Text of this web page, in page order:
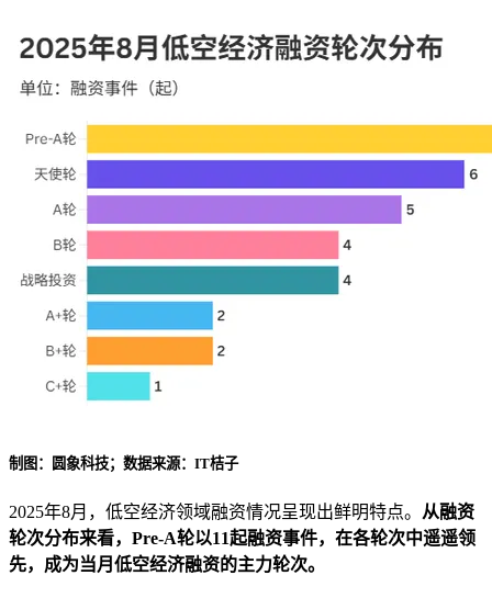
制图：圆象科技；数据来源：IT桔子
2025年8月，低空经济领域融资情况呈现出鲜明特点。 从融资
轮次分布来看，Pre-A轮以11起融资事件，在各轮次中遥遥领
先，成为当月低空经济融资的主力轮次。